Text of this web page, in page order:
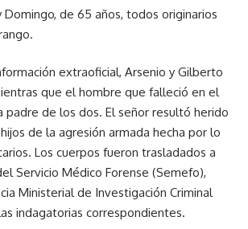
Domingo, de 65 años, todos originarios
extraoficial, Arsenio y Gilberto
que el hombre que falleció en el
padre de los dos. El señor resultó herido
de la agresión armada hecha por lo
Los cuerpos fueron trasladados a
Servicio Médico Forense (Semefo),
Ministerial de Investigación Criminal
indagatorias correspondientes.